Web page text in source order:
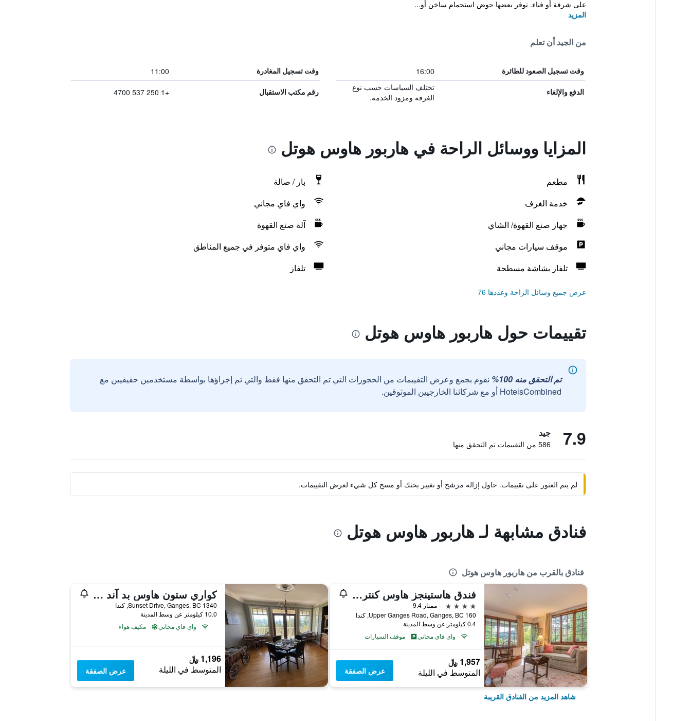
على شرفة أو فناء. توفر بعضها حوض استحمام ساخن أو...
المزيد
من الجيد أن تعلم
وقت تسجيل الصعود للطائرة 16:00 وقت تسجيل المغادرة 11:00
الدفع والإلغاء
تختلف السياسات حسب نوع
الغرفة ومزود الخدمة.
رقم مكتب الاستقبال +1 250 537 4700
المزايا ووسائل الراحة في هاربور هاوس هوتل
مطعم
بار / صالة
خدمة الغرف
واي فاي مجاني
جهاز صنع القهوة/ الشاي
آلة صنع القهوة
موقف سيارات مجاني
واي فاي متوفر في جميع المناطق
تلفاز بشاشة مسطحة
تلفاز
عرض جميع وسائل الراحة وعددها 76
تقييمات حول هاربور هاوس هوتل
تم التحقق منه 100%
نقوم بجمع وعرض التقييمات من الحجوزات التي تم التحقق منها فقط والتي تم إجراؤها بواسطة مستخدمين حقيقيين مع
HotelsCombined أو مع شركائنا الخارجيين الموثوقين.
7.9 جيد
586 من التقييمات تم التحقق منها
لم يتم العثور على تقييمات. حاول إزالة مرشح أو تغيير بحثك أو مسح كل شيء لعرض التقييمات.
فنادق مشابهة لـ هاربور هاوس هوتل
فنادق بالقرب من هاربور هاوس هوتل
فندق هاستينجز هاوس كنتري هاوس
4 نجوم
ممتاز 9.4
160 Upper Ganges Road, Ganges, BC, كندا
0.4 كيلومتر عن وسط المدينة
واي فاي مجاني
موقف السيارات
1,957 ﷼
المتوسط في الليلة عرض الصفقة
كواري ستون هاوس بد آند بريكفاست
1340 Sunset Drive, Ganges, BC, كندا
10.0 كيلومتر عن وسط المدينة
واي فاي مجاني
مكيف هواء
1,196 ﷼
المتوسط في الليلة عرض الصفقة
شاهد المزيد من الفنادق القريبة